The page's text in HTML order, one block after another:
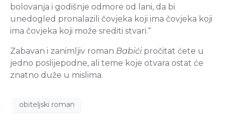
bolovanja i godišnje odmore od lani, da bi
unedogled pronalazili čovjeka koji ima čovjeka koji
ima čovjeka koji može srediti stvari.“
Zabavan i zanimljiv roman Babići pročitat ćete u
jedno poslijepodne, ali teme koje otvara ostat će
znatno duže u mislima.
obiteljski roman